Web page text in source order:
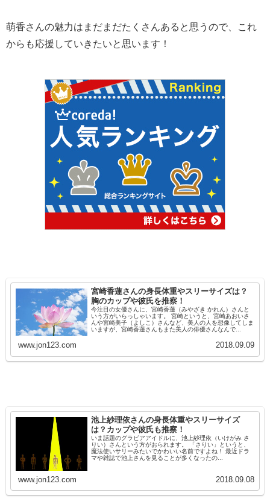
萌香さんの魅力はまだまだたくさんあると思うので、これ
からも応援していきたいと思います！
宮崎香蓮さんの身長体重やスリーサイズは？
胸のカップや彼氏を推察！
今注目の女優さんに、宮崎香蓮（みやざき かれん）さんと
いう方がいらっしゃいます。 宮崎というと、宮崎あおいさ
んや宮崎美子（よしこ）さんなど、美人の人を想像してしま
いますが、宮崎香蓮さんもまた美人の俳優さんなんで...
www.jon123.com 2018.09.09
池上紗理依さんの身長体重やスリーサイズ
は？カップや彼氏も推察！
いま話題のグラビアアイドルに、池上紗理依（いけがみ さ
りい）さんという方がおられます。 「さりい」というと、
魔法使いサリーみたいでかわいい名前ですよね！ 最近ドラ
マや雑誌で池上さんを見ることが多くなったの...
www.jon123.com 2018.09.08